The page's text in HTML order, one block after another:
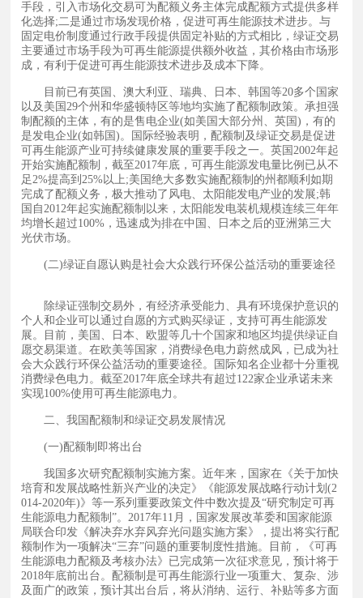
手段，引入市场化交易可为配额义务主体完成配额方式提供多样
化选择;二是通过市场发现价格，促进可再生能源技术进步。与
固定电价制度通过行政手段提供固定补贴的方式相比，绿证交易
主要通过市场手段为可再生能源提供额外收益，其价格由市场形
成，有利于促进可再生能源技术进步及成本下降。
目前已有英国、澳大利亚、瑞典、日本、韩国等20多个国家
以及美国29个州和华盛顿特区等地均实施了配额制政策。承担强
制配额的主体，有的是售电企业(如美国大部分州、英国)，有的
是发电企业(如韩国)。国际经验表明，配额制及绿证交易是促进
可再生能源产业可持续健康发展的重要手段之一。英国2002年起
开始实施配额制，截至2017年底，可再生能源发电量比例已从不
足2%提高到25%以上;美国绝大多数实施配额制的州都顺利如期
完成了配额义务，极大推动了风电、太阳能发电产业的发展;韩
国自2012年起实施配额制以来，太阳能发电装机规模连续三年年
均增长超过100%，迅速成为排在中国、日本之后的亚洲第三大
光伏市场。
(二)绿证自愿认购是社会大众践行环保公益活动的重要途径
除绿证强制交易外，有经济承受能力、具有环境保护意识的
个人和企业可以通过自愿的方式购买绿证，支持可再生能源发
展。目前，美国、日本、欧盟等几十个国家和地区均提供绿证自
愿交易渠道。在欧美等国家，消费绿色电力蔚然成风，已成为社
会大众践行环保公益活动的重要途径。国际知名企业都十分重视
消费绿色电力。截至2017年底全球共有超过122家企业承诺未来
实现100%使用可再生能源电力。
二、我国配额制和绿证交易发展情况
(一)配额制即将出台
我国多次研究配额制实施方案。近年来，国家在《关于加快
培育和发展战略性新兴产业的决定》《能源发展战略行动计划(2
014-2020年)》等一系列重要政策文件中数次提及“研究制定可再
生能源电力配额制”。2017年11月，国家发展改革委和国家能源
局联合印发《解决弃水弃风弃光问题实施方案》，提出将实行配
额制作为一项解决“三弃”问题的重要制度性措施。目前，《可再
生能源电力配额及考核办法》已完成第一次征求意见，预计将于
2018年底前出台。配额制是可再生能源行业一项重大、复杂、涉
及面广的政策，预计其出台后，将从消纳、运行、补贴等多方面